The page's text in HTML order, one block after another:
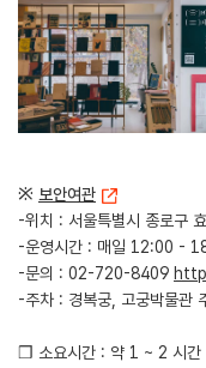
※ 보안여관
-위치 : 서울특별시 종로구
-운영시간 : 매일 12:00 -
-문의 : 02-720-8409
-주차 : 경복궁, 고궁박물관
❒ 소요시간 : 약 1 ~ 2 시간